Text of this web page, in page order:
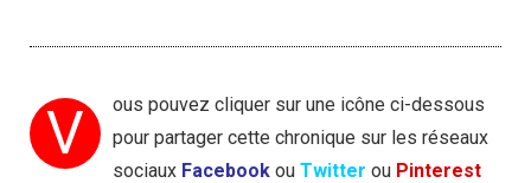
V
ous pouvez cliquer sur une icône ci-dessous
pour partager cette chronique sur les réseaux
sociaux Facebook ou Twitter ou Pinterest